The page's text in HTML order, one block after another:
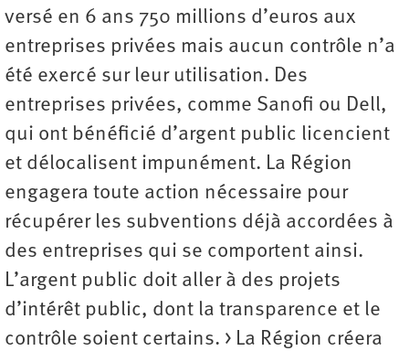
versé en 6 ans 750 millions d’euros aux
entreprises privées mais aucun contrôle n’a
été exercé sur leur utilisation. Des
entreprises privées, comme Sanofi ou Dell,
qui ont bénéficié d’argent public licencient
et délocalisent impunément. La Région
engagera toute action nécessaire pour
récupérer les subventions déjà accordées à
des entreprises qui se comportent ainsi.
L’argent public doit aller à des projets
d’intérêt public, dont la transparence et le
contrôle soient certains. > La Région créera